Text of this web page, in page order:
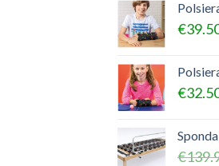
€
€
€